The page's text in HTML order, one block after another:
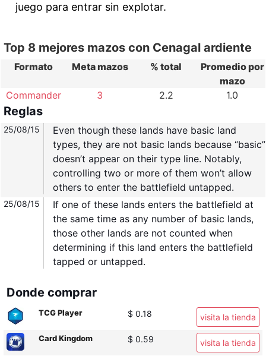
juego para entrar sin explotar.
Top 8 mejores mazos con Cenagal ardiente
Formato Meta mazos % total
Promedio por
mazo
Commander
3 2.2 1.0
Reglas
25/08/15
Even though these lands have basic land
types, they are not basic lands because “basic”
doesn’t appear on their type line. Notably,
controlling two or more of them won’t allow
others to enter the battlefield untapped.
25/08/15
If one of these lands enters the battlefield at
the same time as any number of basic lands,
those other lands are not counted when
determining if this land enters the battlefield
tapped or untapped.
Donde comprar
TCG Player $ 0.18 visita la tienda
Card Kingdom $ 0.59 visita la tienda